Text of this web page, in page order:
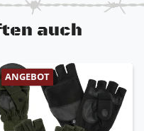
auch
ANGEBOT